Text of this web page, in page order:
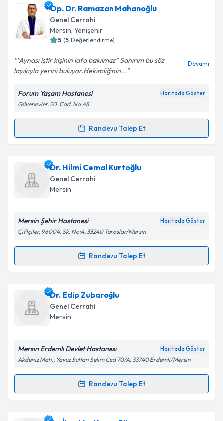
Op. Dr. Zekai Ögetman için randevu takvimi talebi
oluşturun. Size bu uzmandan randevu almanız için bir
takvim hazırlandığında e-posta ile bilgilendireceğiz.
Kişisel verilerimin işlenmesine ilişkin
Aydınlatma
Metni'ni okudum ve kişisel verilerimin belirtilen
kapsamda işlenmesini kabul ediyorum.
Op. Dr. Ramazan Mahanoğlu
Genel Cerrahi
Mersin, Yenişehir
5 (5 Değerlendirme)
“Aynası iştir kişinin lafa bakılmaz” Sanırım bu söz
layıkıyla yerini buluyor.Hekimliğinin...
Devamı
Forum Yaşam Hastanesi Haritada Göster
Güvenevler, 20. Cad. No:48
Randevu Talep Et
Randevu Takvimi Talebi
Op. Dr. Ramazan Mahanoğluiçin randevu takvimi
talebi oluşturun. Size bu uzmandan randevu almanız
için bir takvim hazırlandığında e-posta ile
Kişisel verilerimin işlenmesine ilişkinAydınlatma
kapsamda işlenmesini kabul ediyorum.
Dr. Hilmi Cemal Kurtoğlu
Genel Cerrahi
Mersin
Mersin Şehir Hastanesi Haritada Göster
Çiftçiler, 96004. Sk. No:4, 33240 Toroslar/Mersin
Randevu Talep Et
Randevu Takvimi Talebi
Dr. Hilmi Cemal Kurtoğluiçin randevu takvimi talebi
oluşturun. Size bu uzmandan randevu almanız için bir
takvim hazırlandığında e-posta ile bilgilendireceğiz.
Kişisel verilerimin işlenmesine ilişkin
Metni'ni okudum ve kişisel verilerimin belirtilen
Dr. Edip Zubaroğlu
Genel Cerrahi
Mersin
Mersın Erdemlı Devlet Hastanesı Haritada Göster
Akdeniz Mah., Yavuz Sultan Selim Cad 70/A, 33740 Erdemli/Mersin
Randevu Talep Et
Randevu Takvimi Talebi